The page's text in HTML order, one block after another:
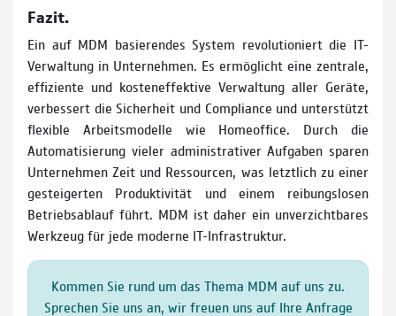
Fazit.
Ein auf MDM basierendes System revolutioniert die IT-
Verwaltung in Unternehmen. Es ermöglicht eine zentrale,
effiziente und kosteneffektive Verwaltung aller Geräte,
verbessert die Sicherheit und Compliance und unterstützt
flexible Arbeitsmodelle wie Homeoffice. Durch die
Automatisierung vieler administrativer Aufgaben sparen
Unternehmen Zeit und Ressourcen, was letztlich zu einer
gesteigerten Produktivität und einem reibungslosen
Betriebsablauf führt. MDM ist daher ein unverzichtbares
Werkzeug für jede moderne IT-Infrastruktur.
Kommen Sie rund um das Thema MDM auf uns zu.
Sprechen Sie uns an, wir freuen uns auf Ihre Anfrage